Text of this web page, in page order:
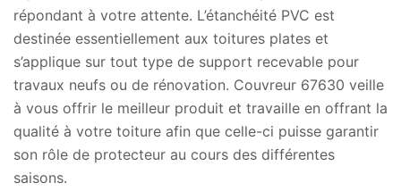
répondant à votre attente. L’étanchéité PVC est
destinée essentiellement aux toitures plates et
s’applique sur tout type de support recevable pour
travaux neufs ou de rénovation. Couvreur 67630 veille
à vous offrir le meilleur produit et travaille en offrant la
qualité à votre toiture afin que celle-ci puisse garantir
son rôle de protecteur au cours des différentes
saisons.